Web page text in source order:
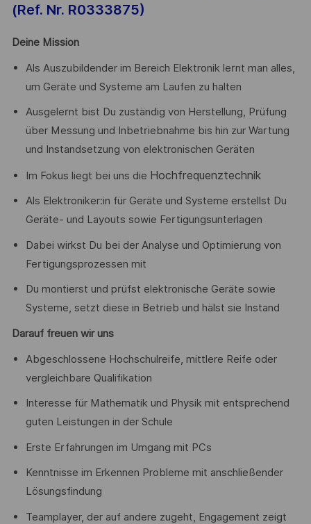
(Ref. Nr. R0333875)
Deine Mission
Als Auszubildender im Bereich Elektronik lernt man alles,
um Geräte und Systeme am Laufen zu halten
Ausgelernt bist Du zuständig von Herstellung, Prüfung
über Messung und Inbetriebnahme bis hin zur Wartung
und Instandsetzung von elektronischen Geräten
Im Fokus liegt bei uns die Hochfrequenztechnik
Als Elektroniker:in für Geräte und Systeme erstellst Du
Geräte- und Layouts sowie Fertigungsunterlagen
Dabei wirkst Du bei der Analyse und Optimierung von
Fertigungsprozessen mit
Du montierst und prüfst elektronische Geräte sowie
Systeme, setzt diese in Betrieb und hälst sie Instand
Darauf freuen wir uns
Abgeschlossene Hochschulreife, mittlere Reife oder
vergleichbare Qualifikation
Interesse für Mathematik und Physik mit entsprechend
guten Leistungen in der Schule
Erste Erfahrungen im Umgang mit PCs
Kenntnisse im Erkennen Probleme mit anschließender
Lösungsfindung
Teamplayer, der auf andere zugeht, Engagement zeigt